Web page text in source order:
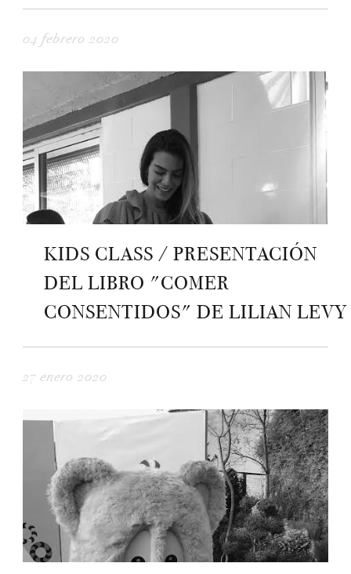
04 febrero 2020
KIDS CLASS / PRESENTACIÓN
DEL LIBRO "COMER
CONSENTIDOS" DE LILIAN LEVY
27 enero 2020